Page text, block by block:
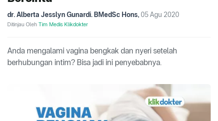
dr. Alberta Jesslyn Gunardi. BMedSc Hons, 05 Agu 2020
Ditinjau Oleh Tim Medis Klikdokter
Anda mengalami vagina bengkak dan nyeri setelah
berhubungan intim? Bisa jadi ini penyebabnya.